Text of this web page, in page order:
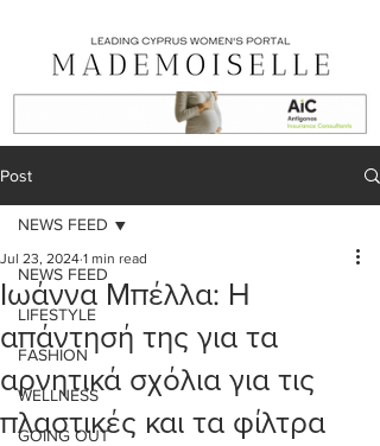
Post
NEWS FEED
LIFESTYLE
FASHION
WELLNESS
GOING OUT
NEWS FEED
Ιωάννα Μπέλλα: Η
απάντησή της για τα
αρνητικά σχόλια για τις
πλαστικές και τα φίλτρα
Jul 23, 2024 1 min read